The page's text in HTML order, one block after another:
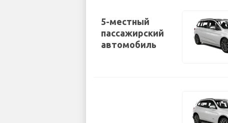
5-местный
пассажирский
автомобиль